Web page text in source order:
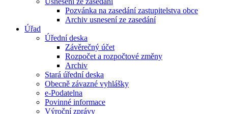
Pozvánka na zasedání zastupitelstva obce
Archiv usnesení ze zasedání
Úřad
Úřední deska
Závěrečný účet
Rozpočet a rozpočtové změny
Archiv
Stará úřední deska
Obecně závazné vyhlášky
e-Podatelna
Povinné informace
Výroční zprávy